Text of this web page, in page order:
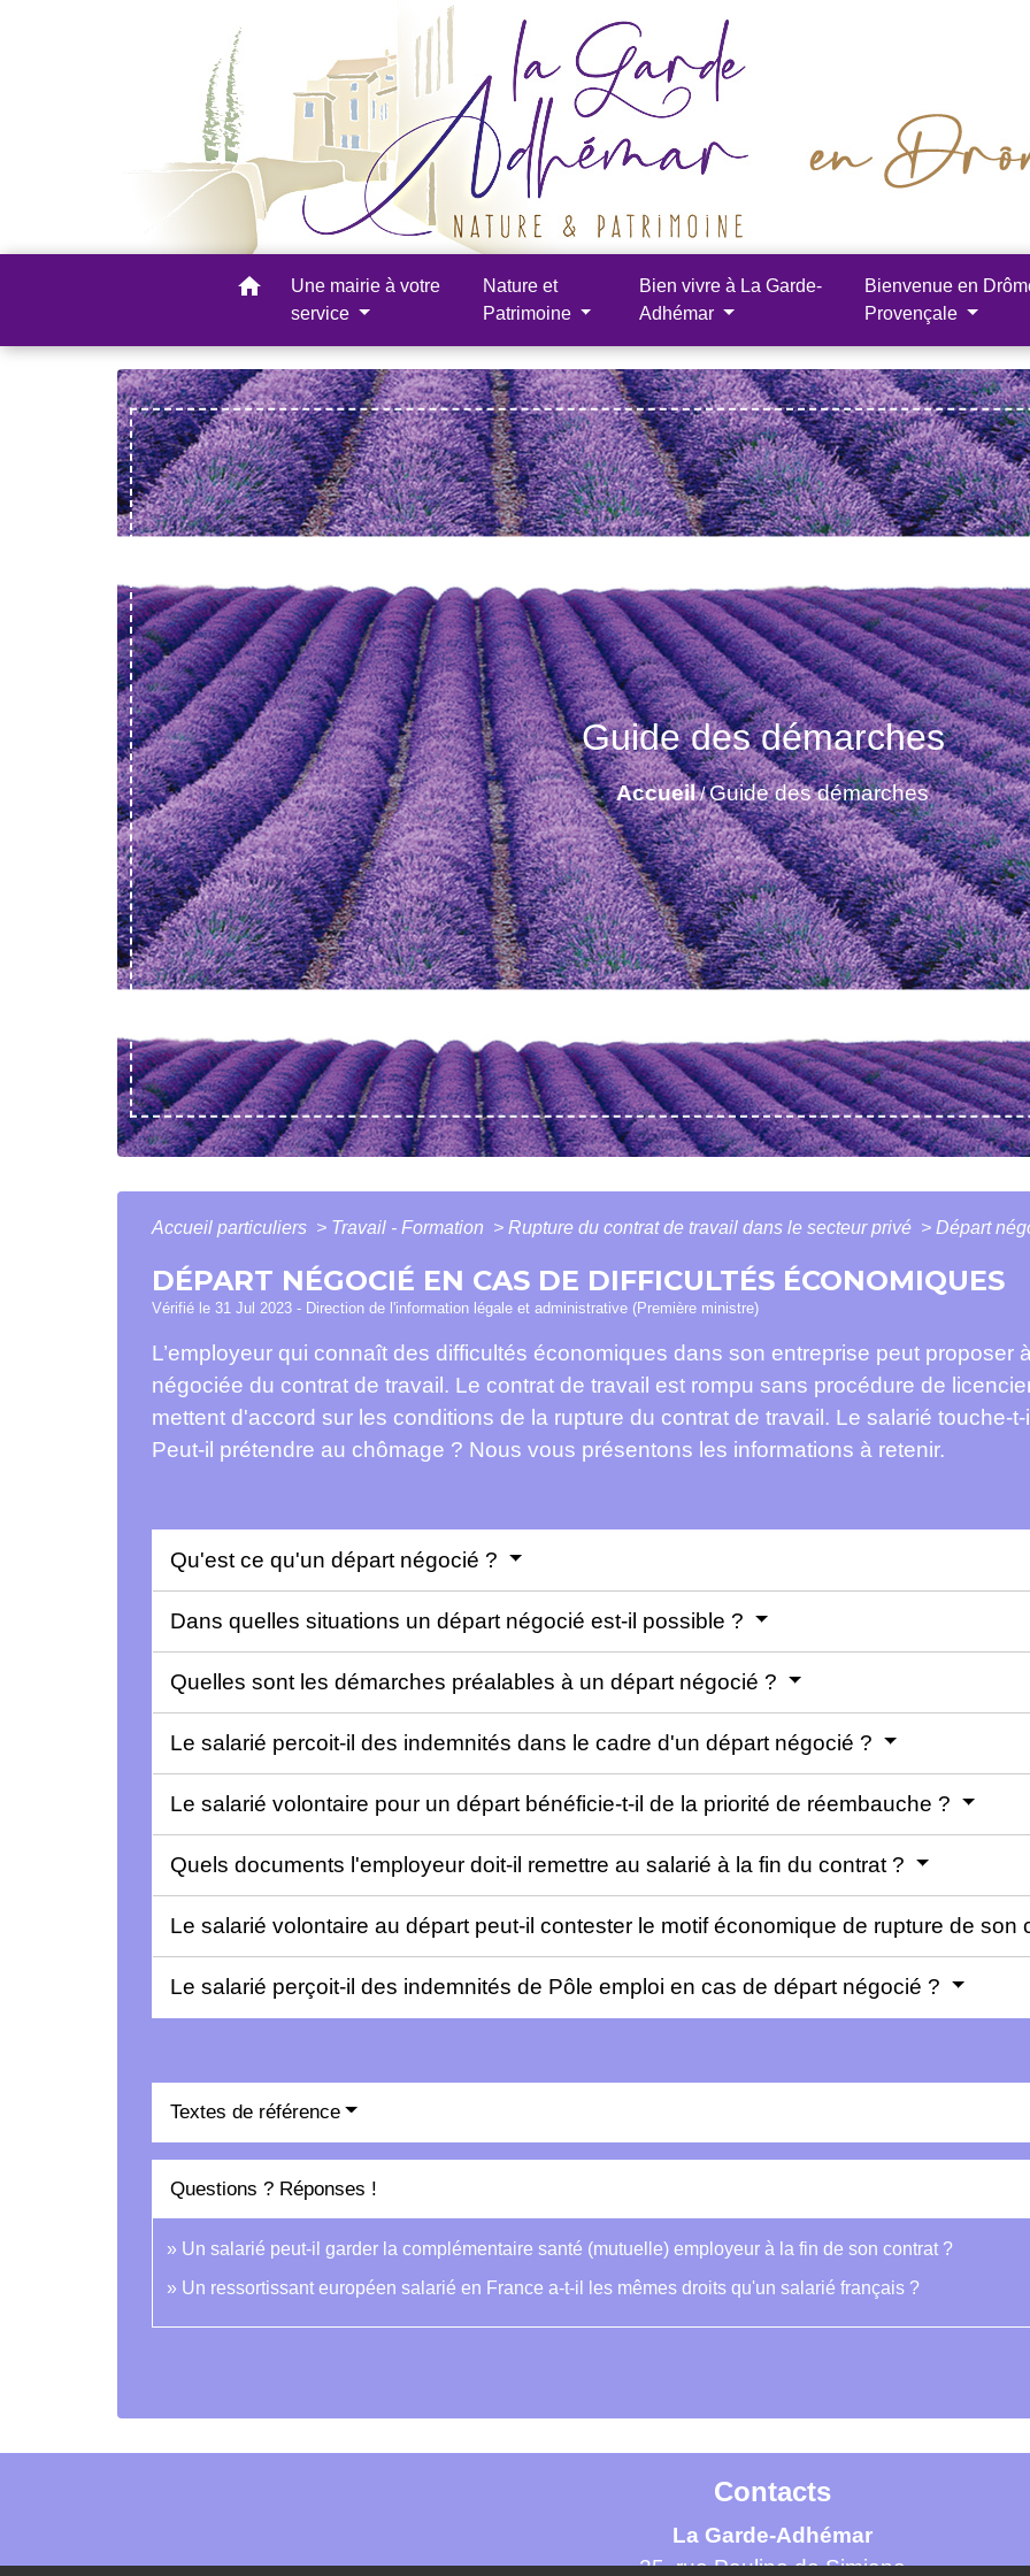
home
Une mairie à votre
service
Nature et
Patrimoine
Bien vivre à La Garde-
Adhémar
Bienvenue en
Provençale
Guide des démarches
Accueil/Guide des démarches
Accueil particuliers > Travail - Formation > Rupture du contrat de travail dans le secteur privé > Départ
DÉPART NÉGOCIÉ EN CAS DE DIFFICULTÉS ÉCONOMIQUES
Vérifié le 31 Jul 2023 - Direction de l'information légale et administrative (Première ministre)
L’employeur qui connaît des difficultés économiques dans son entreprise peut proposer
négociée du contrat de travail. Le contrat de travail est rompu sans procédure de
mettent d'accord sur les conditions de la rupture du contrat de travail. Le salarié touche-
Peut-il prétendre au chômage ? Nous vous présentons les informations à retenir.
Qu'est ce qu'un départ négocié ?
Dans quelles situations un départ négocié est-il possible ?
Quelles sont les démarches préalables à un départ négocié ?
Le salarié percoit-il des indemnités dans le cadre d'un départ négocié ?
Le salarié volontaire pour un départ bénéficie-t-il de la priorité de réembauche ?
Quels documents l'employeur doit-il remettre au salarié à la fin du contrat ?
Le salarié volontaire au départ peut-il contester le motif économique de rupture de son
Le salarié perçoit-il des indemnités de Pôle emploi en cas de départ négocié ?
Textes de référence
Questions ? Réponses !
Un salarié peut-il garder la complémentaire santé (mutuelle) employeur à la fin de son contrat ?
Un ressortissant européen salarié en France a-t-il les mêmes droits qu'un salarié français ?
Contacts
La Garde-Adhémar
25, rue Pauline de Simiane